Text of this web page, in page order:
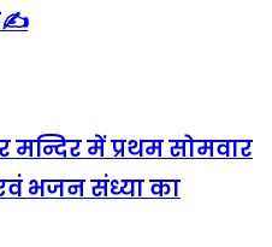
में प्रथम सोमवार
भजन संध्या का